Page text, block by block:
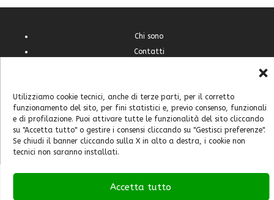
Utilizziamo cookie tecnici, anche di terze parti, per il corretto
funzionamento del sito, per fini statistici e, previo consenso, funzionali
e di profilazione. Puoi attivare tutte le funzionalità del sito cliccando
su "Accetta tutto" o gestire i consensi cliccando su "Gestisci preferenze".
Se chiudi il banner cliccando sulla X in alto a destra, i cookie non
tecnici non saranno installati.
Accetta tutto
Chi sono
Contatti
Home
Italia
Mondo